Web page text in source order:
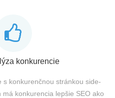
konkurencie
s konkurenčnou stránkou side-
konkurencia lepšie SEO ako